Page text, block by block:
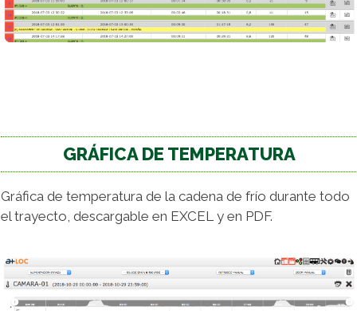
GRÁFICA DE TEMPERATURA
Gráfica de temperatura de la cadena de frío durante todo
el trayecto, descargable en EXCEL y en PDF.